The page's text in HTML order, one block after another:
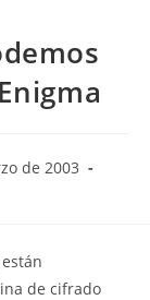
de 2003
de cifrado